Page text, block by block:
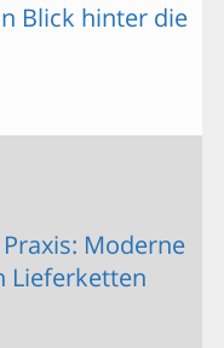
Blick hinter die
Moderne
Lieferketten